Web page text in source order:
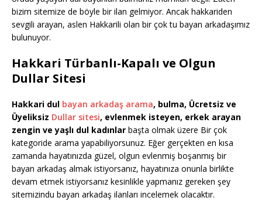
bizim sitemize de böyle bir ilan gelmiyor. Ancak hakkariden
sevgili arayan, aslen Hakkarili olan bir çok tu bayan arkadaşımız
bulunuyor.
Hakkari Türbanlı-Kapalı ve Olgun
Dullar Sitesi
Hakkari dul bayan arkadaş arama, bulma, Ücretsiz ve
Üyeliksiz Dullar sitesi, evlenmek isteyen, erkek arayan
zengin ve yaşlı dul kadınlar başta olmak üzere Bir çok
kategoride arama yapabiliyorsunuz. Eğer gerçekten en kısa
zamanda hayatınızda güzel, olgun evlenmiş boşanmış bir
bayan arkadaş almak istiyorsanız, hayatınıza onunla birlikte
devam etmek istiyorsanız kesinlikle yapmanız gereken şey
sitemizindu bayan arkadaş ilanları incelemek olacaktır.